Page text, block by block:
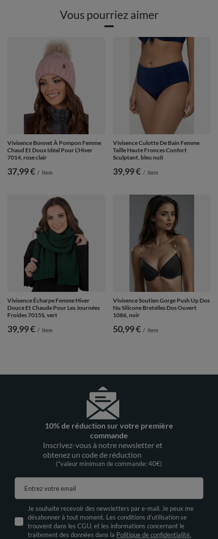
Vous pourriez aimer
Vivisence Bonnet À Pompon Femme
Chaud Et Doux Idéal Pour L’Hiver
7014, rose clair
37,99 € / item
Vivisence Culotte De Bain Femme
Taille Haute Fronces Confort
Sculptant, bleu nuit
39,99 € / item
Vivisence Écharpe Femme Hiver
Douce Et Chaude Pour Les Journées
Froides 7015S, vert
39,99 € / item
Vivisence Soutien Gorge Push Up Dos
Nu Silicone Bretelles Dos Ouvert
1086, noir
50,99 € / item
10% de réduction sur votre première
commande
Inscrivez-vous à notre newsletter et
obtenez un code de réduction
(*valeur minimum de commande: 40€)
Entrez votre email
Je souhaite recevoir des newsletters par e-mail. Je peux me
désabonner à tout moment. Les conditions d’utilisation se
trouvent dans les CGU, et les informations concernant le
traitement des données dans la Politique de confidentialité.